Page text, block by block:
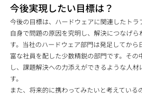
今後実現したい目標は？
今後の目標は、ハードウェアに関連したト
自身で問題の原因を究明し、解決につなげ
す。当社のハードウェア部門は発足してから
富な社員を配した少数精鋭の部門です。そ
し、課題解決への力添えができるような人材
す。
また、将来的に携わってみたいと考えている